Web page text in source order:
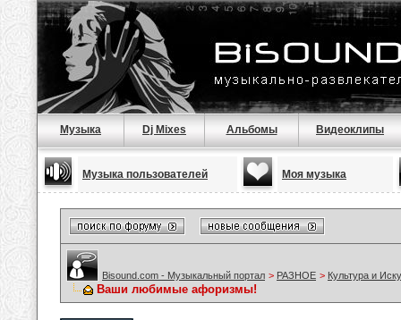
Музыка Dj Mixes Альбомы Видеоклипы
Музыка пользователей Моя музыка
Bisound.com - Музыкальный портал > РАЗНОЕ > Культура и
Ваши любимые афоризмы!